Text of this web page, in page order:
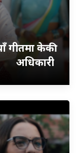
गीतमा केकी
अधिकारी